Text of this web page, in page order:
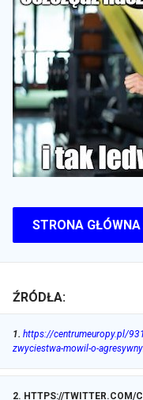
STRONA GŁÓWNA
ŹRÓDŁA:
1. https://centrumeuropy.pl/
zwyciestwa-mowil-o-
2. HTTPS://TWITTER.COM/